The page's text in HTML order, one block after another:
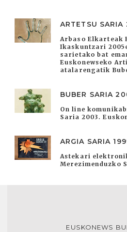
ARTETSU SARIA
Arbaso Elkarteak
Ikaskuntzari
sarietako bat
Euskonewseko
atalarengatik
BUBER SARIA
On line
Saria 2003.
ARGIA SARIA
Astekari
Merezimenduzko
EUSKONEWS